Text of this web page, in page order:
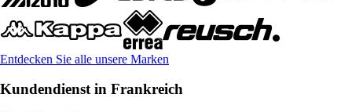
Entdecken Sie alle unsere Marken
Kundendienst in Frankreich